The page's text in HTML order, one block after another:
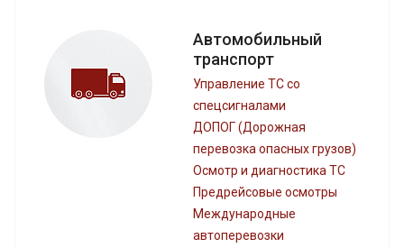
Автомобильный
транспорт
Управление ТС со
спецсигналами
ДОПОГ (Дорожная
перевозка опасных грузов)
Осмотр и диагностика ТС
Предрейсовые осмотры
Международные
автоперевозки